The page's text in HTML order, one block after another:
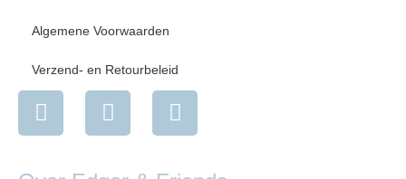
Algemene Voorwaarden
Verzend- en Retourbeleid
I
n
F
a
Y
o
t